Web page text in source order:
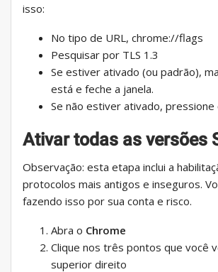
isso:
No tipo de URL, chrome://flags
Pesquisar por TLS 1.3
Se estiver ativado (ou padrão),
está e feche a janela.
Se não estiver ativado,
Ativar todas as versões
Observação: esta etapa inclui a
protocolos mais antigos e inseguros.
fazendo isso por sua conta e risco.
Abra o Chrome
Clique nos três pontos que você
superior direito